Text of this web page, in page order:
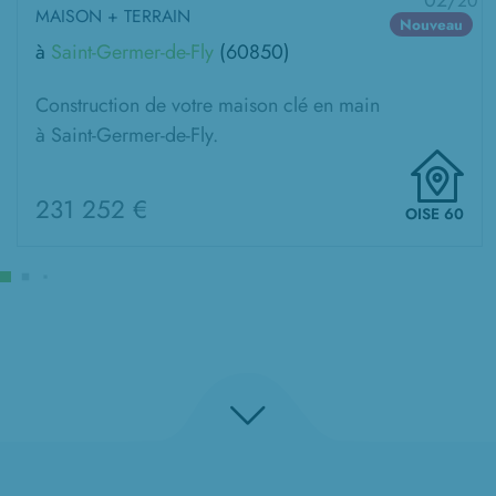
Nouveau
MAISON + TERRAIN
à Saint-Germer-de-Fly (60850)
Construction de votre maison clé en main
à Saint-Germer-de-Fly.
231 252 € OISE 60